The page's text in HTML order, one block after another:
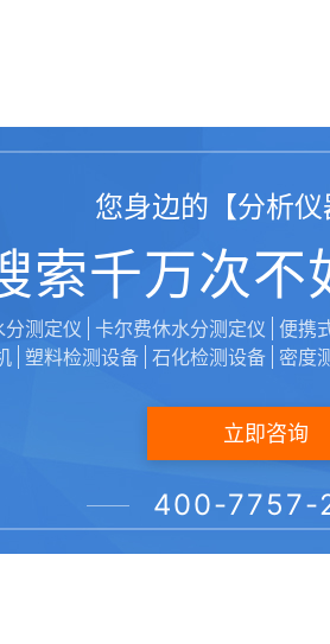
您身边的【分析仪
索千万次不
分测定仪 卡尔费休水分测定仪 便携
塑料检测设备 石化检测设备 密度
立即咨询
400-7757-